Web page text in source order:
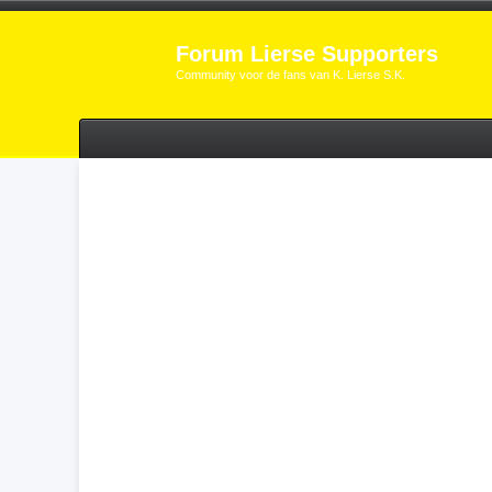
Forum Lierse Supporters
Community voor de fans van K. Lierse S.K.